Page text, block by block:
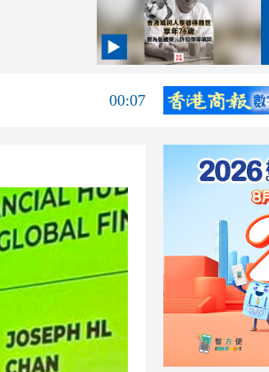
00:19
00:07
23:17
23:12